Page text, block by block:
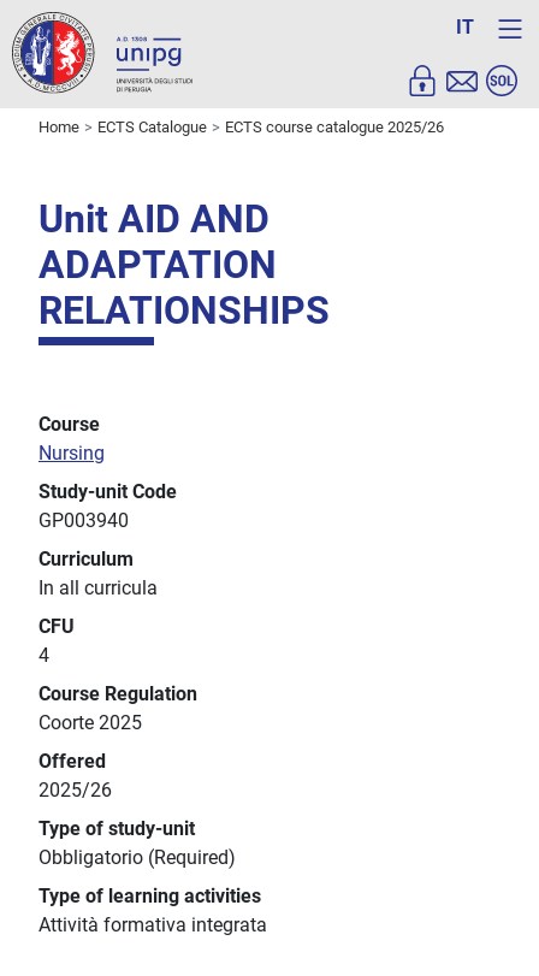
IT
Home ECTS Catalogue ECTS course catalogue 2025/26
Unit AID AND
ADAPTATION
RELATIONSHIPS
Course
Nursing
Study-unit Code
GP003940
Curriculum
In all curricula
CFU
4
Course Regulation
Coorte 2025
Offered
2025/26
Type of study-unit
Obbligatorio (Required)
Type of learning activities
Attività formativa integrata